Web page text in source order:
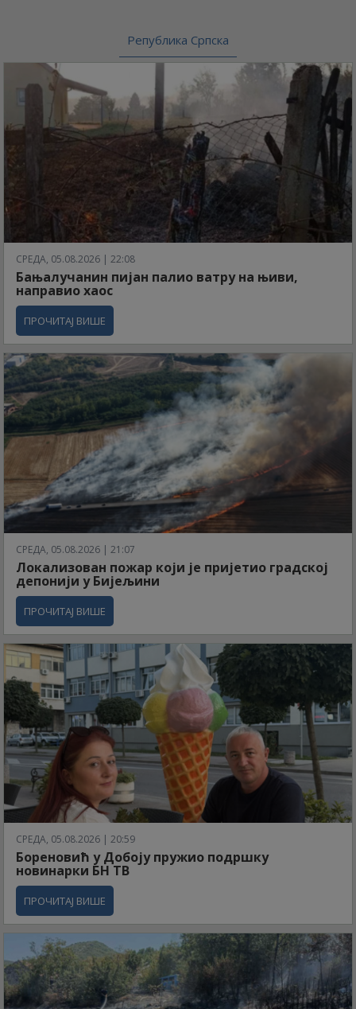
Република Српска
СРЕДА, 05.08.2026 | 22:08
Бањалучанин пијан палио ватру на њиви,
направио хаос
ПРОЧИТАЈ ВИШЕ
СРЕДА, 05.08.2026 | 21:07
Локализован пожар који је пријетио градској
депонији у Бијељини
ПРОЧИТАЈ ВИШЕ
СРЕДА, 05.08.2026 | 20:59
Бореновић у Добоју пружио подршку
новинарки БН ТВ
ПРОЧИТАЈ ВИШЕ